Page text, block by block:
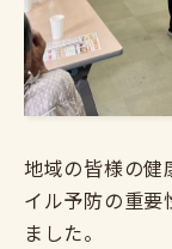
地域の皆様の健
イル予防の重要
ました。